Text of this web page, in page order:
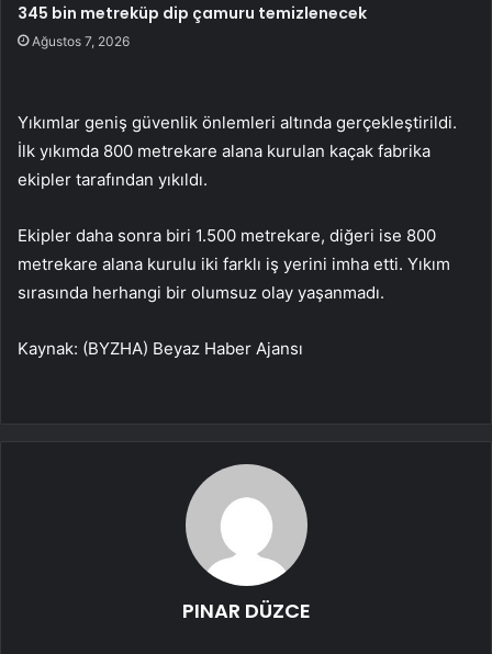
345 bin metreküp dip çamuru temizlenecek
Ağustos 7, 2026
Yıkımlar geniş güvenlik önlemleri altında gerçekleştirildi.
İlk yıkımda 800 metrekare alana kurulan kaçak fabrika
ekipler tarafından yıkıldı.
Ekipler daha sonra biri 1.500 metrekare, diğeri ise 800
metrekare alana kurulu iki farklı iş yerini imha etti. Yıkım
sırasında herhangi bir olumsuz olay yaşanmadı.
Kaynak: (BYZHA) Beyaz Haber Ajansı
PINAR DÜZCE